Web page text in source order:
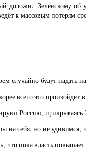
Зеленскому об
к массовым потерям
случайно будут падать
всего это
Россию, прикрываясь
на себя, но не удивимся,
пока власть